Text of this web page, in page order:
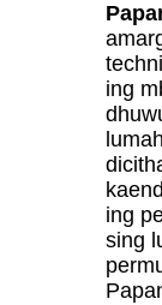
ing
ing
sing